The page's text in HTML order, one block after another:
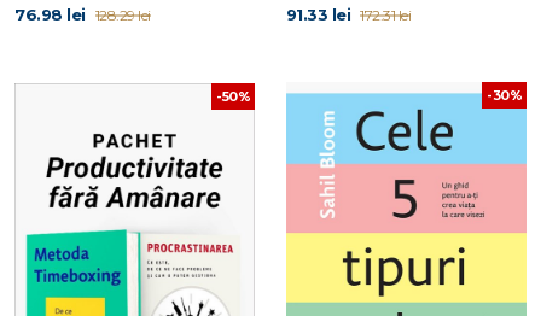
76.98 lei 128.29 lei 91.33 lei 172.31 lei
-50% -30%